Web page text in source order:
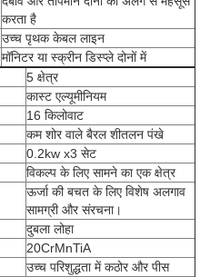
करता है
उच्च पृथक केबल लाइन
मॉनिटर या स्क्रीन डिस्प्ले दोनों में
5 क्षेत्र
कास्ट एल्यूमीनियम
16 किलोवाट
कम शोर वाले बैरल शीतलन पंखे
0.2kw x3 सेट
विकल्प के लिए सामने का एक क्षेत्र
ऊर्जा की बचत के लिए विशेष अलगाव
सामग्री और संरचना।
दुबला लोहा
20CrMnTiA
उच्च परिशुद्धता में कठोर और पीस